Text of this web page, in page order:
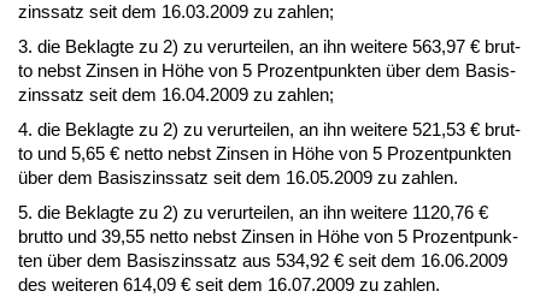
zins­satz seit dem 16.03.2009 zu zah­len;
3. die Be­klag­te zu 2) zu ver­ur­tei­len, an ihn wei­te­re 563,97 € brut­
to nebst Zin­sen in Höhe von 5 Pro­zent­punk­ten über dem Ba­sis­
zins­satz seit dem 16.04.2009 zu zah­len;
4. die Be­klag­te zu 2) zu ver­ur­tei­len, an ihn wei­te­re 521,53 € brut­
to und 5,65 € net­to nebst Zin­sen in Höhe von 5 Pro­zent­punk­ten
über dem Ba­sis­zins­satz seit dem 16.05.2009 zu zah­len.
5. die Be­klag­te zu 2) zu ver­ur­tei­len, an ihn wei­te­re 1120,76 €
brut­to und 39,55 net­to nebst Zin­sen in Höhe von 5 Pro­zent­punk­
ten über dem Ba­sis­zins­satz aus 534,92 € seit dem 16.06.2009
des wei­te­ren 614,09 € seit dem 16.07.2009 zu zah­len.